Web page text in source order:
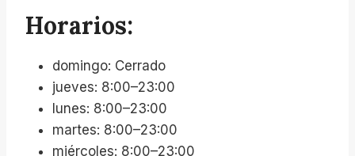
Horarios:
domingo: Cerrado
jueves: 8:00–23:00
lunes: 8:00–23:00
martes: 8:00–23:00
miércoles: 8:00–23:00